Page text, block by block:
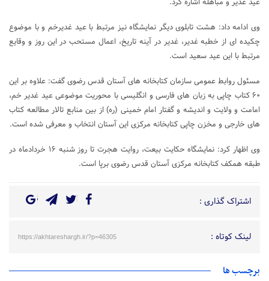
وی ادامه داد: هشت تابلوی دیگر نمایشگاه نیز مرتبط با عید غدیرخم و با موضوع
چکیده‌ ای از خطبه غدیر، غدیر در آینه تاریخ، اعمال مستحب در این روز و وقایع
مرتبط با این عید سعید است.
مسئول روابط عمومی سازمان کتابخانه های آستان قدس رضوی گفت: علاوه بر این
۶۰ کتاب چاپی به زبان‌ های فارسی و انگلیسی با محوریت موضوعی عید غدیر خم،
امامت و ولایت و اندیشه و گفتار امام خمینی (ره) از بین منابع تالار مطالعه کتاب‌
های خارجی و مخزن چاپی کتابخانه مرکزی این آستان انتخاب و معرفی شده است.
وی اظهار کرد: نمایشگاه حکایت بیعت، روایت هجرت تا روز شنبه ۱۶ خردادماه در
طبقه همکف کتابخانه مرکزی آستان قدس رضوی برپا است.
اشتراک گذاری :
لینک کوتاه : https://akhtareshargh.ir/?p=46305
برچسب ها